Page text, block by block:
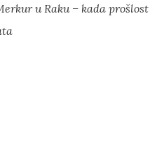
u Raku – kada prošlost